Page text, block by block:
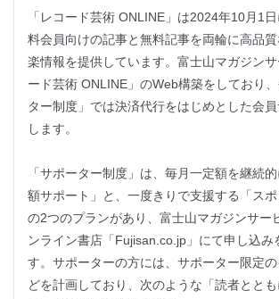
「レコード芸術 ONLINE」は2024年10月1
料会員向けの記事と無料記事を両輪に高品
楽情報を提供しています。富士山マガジン
ード芸術 ONLINE」のWeb構築をしており
ター制度」では決済代行をはじめとした会
します。
「サポーター制度」は、毎月一定額を継続
額サポート」と、一度きりで支援する「スポ
の2つのプランがあり、富士山マガジンサー
ンライン書店「Fujisan.co.jp」にて申し込み
す。サポーターの方には、サポーター限定
どを計画しており、次のような「読者とと